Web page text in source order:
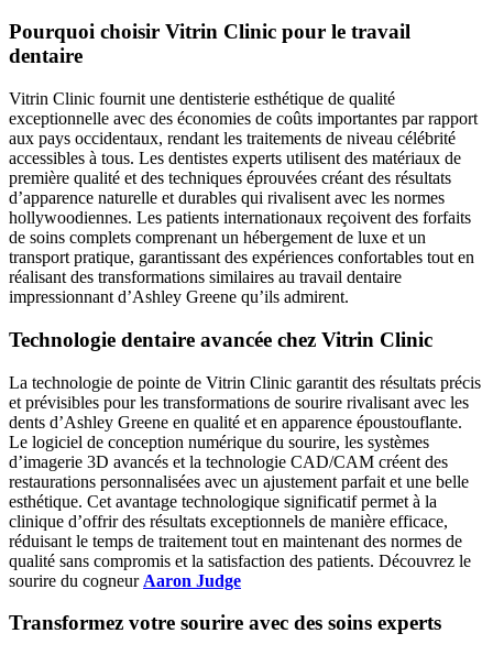
Pourquoi choisir Vitrin Clinic pour le travail
dentaire
Vitrin Clinic fournit une dentisterie esthétique de qualité
exceptionnelle avec des économies de coûts importantes par rapport
aux pays occidentaux, rendant les traitements de niveau célébrité
accessibles à tous. Les dentistes experts utilisent des matériaux de
première qualité et des techniques éprouvées créant des résultats
d’apparence naturelle et durables qui rivalisent avec les normes
hollywoodiennes. Les patients internationaux reçoivent des forfaits
de soins complets comprenant un hébergement de luxe et un
transport pratique, garantissant des expériences confortables tout en
réalisant des transformations similaires au travail dentaire
impressionnant d’Ashley Greene qu’ils admirent.
Technologie dentaire avancée chez Vitrin Clinic
La technologie de pointe de Vitrin Clinic garantit des résultats précis
et prévisibles pour les transformations de sourire rivalisant avec les
dents d’Ashley Greene en qualité et en apparence époustouflante.
Le logiciel de conception numérique du sourire, les systèmes
d’imagerie 3D avancés et la technologie CAD/CAM créent des
restaurations personnalisées avec un ajustement parfait et une belle
esthétique. Cet avantage technologique significatif permet à la
clinique d’offrir des résultats exceptionnels de manière efficace,
réduisant le temps de traitement tout en maintenant des normes de
qualité sans compromis et la satisfaction des patients. Découvrez le
sourire du cogneur Aaron Judge
Transformez votre sourire avec des soins experts